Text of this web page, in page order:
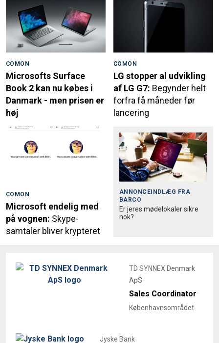
COMON
Microsofts Surface
Book 2 kan nu købes i
Danmark - men prisen er
høj
COMON
LG stopper al udvikling
af LG G7: Begynder helt
forfra få måneder før
lancering
COMON
Microsoft endelig med
på vognen: Skype-
samtaler bliver krypteret
ANNONCEINDLÆG FRA
BARCO
Er jeres mødelokaler sikre
nok?
TD SYNNEX Denmark
ApS
Sales Coordinator
Københavnsområdet
Jyske Bank